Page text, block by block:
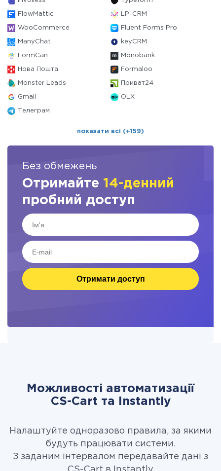
FlowMattic LP-CRM
WooCommerce Fluent Forms Pro
ManyChat keyCRM
FormCan Monobank
Нова Пошта Formaloo
Monster Leads Приват24
Gmail OLX
Телеграм
показати всі (+159)
Без обмежень
Отримайте 14-денний
пробний доступ
Отримати доступ
Можливості автоматизації
CS-Cart та Instantly
Налаштуйте одноразово правила, за якими
будуть працювати системи.
З заданим інтервалом передавайте дані з